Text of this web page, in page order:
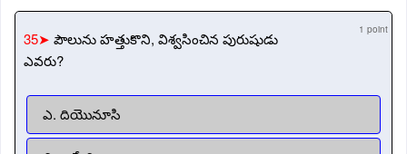
35➤ పౌలును హత్తుకొని, విశ్వసించిన పురుషుడు
ఎవరు?
1 point
ఎ. దియొనూసి